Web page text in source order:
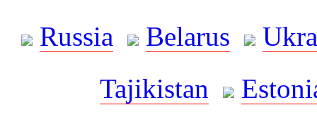
Russia
Belarus
Tajikistan